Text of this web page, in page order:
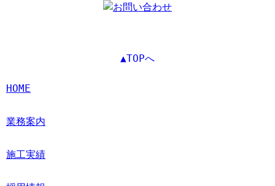
▲TOPへ
HOME
業務案内
施工実績